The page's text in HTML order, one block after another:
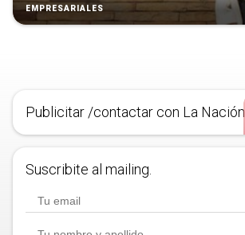
EMPRESARIALES
Publicitar /contactar con La Nación
Suscribite al mailing.